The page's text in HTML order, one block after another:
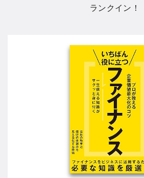
ランクイン！